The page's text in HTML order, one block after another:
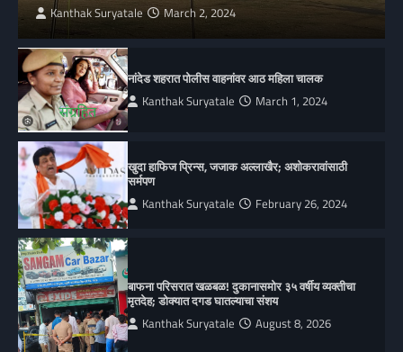
Kanthak Suryatale March 2, 2024
नांदेड शहरात पोलीस वाहनांवर आठ महिला चालक
Kanthak Suryatale March 1, 2024
खुदा हाफिज प्रिन्स, जजाक अल्लाखैर; अशोकरावांसाठी
सर्मपण
Kanthak Suryatale February 26, 2024
बाफना परिसरात खळबळ! दुकानासमोर ३५ वर्षीय व्यक्तीचा
मृतदेह; डोक्यात दगड घातल्याचा संशय
Kanthak Suryatale August 8, 2026